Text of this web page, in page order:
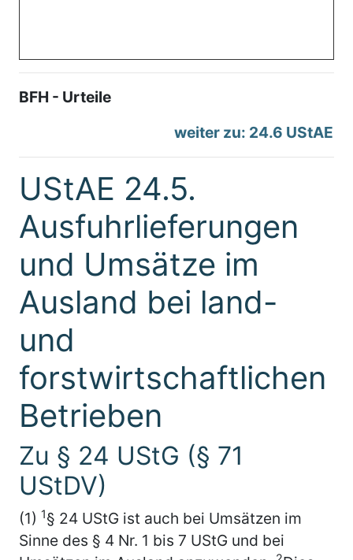
BFH - Urteile
weiter zu: 24.6 UStAE
UStAE 24.5.
Ausfuhrlieferungen
und Umsätze im
Ausland bei land-
und
forstwirtschaftlichen
Betrieben
Zu § 24 UStG (§ 71
UStDV)
(1) 1§ 24 UStG ist auch bei Umsätzen im
Sinne des § 4 Nr. 1 bis 7 UStG und bei